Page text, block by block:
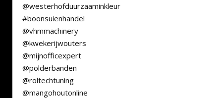
@westerhofduurzaaminkleur
#boonsuienhandel
@vhmmachinery
@kwekerijwouters
@mijnofficexpert
@polderbanden
@roltechtuning
@mangohoutonline